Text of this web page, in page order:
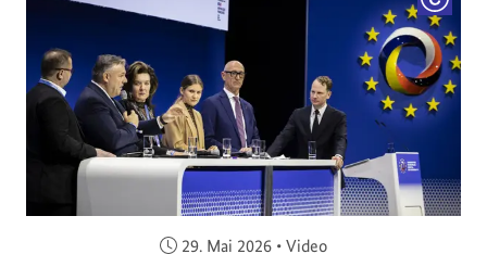
Veröffentlicht am:
29. Mai 2026 • Video